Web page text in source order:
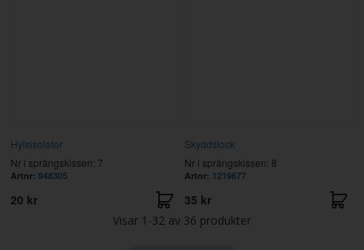
Hylsisolator
Nr i sprängskissen: 7
Artnr: 948305
20 kr
Skyddslock
Nr i sprängskissen: 8
Artnr: 1219677
35 kr
Visar 1-32 av 36 produkter